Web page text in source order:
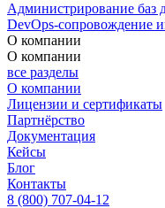
Администрирование баз
DevOps-сопровождение
О компании
О компании
все разделы
О компании
Лицензии и сертификаты
Партнёрство
Документация
Кейсы
Блог
Контакты
8 (800) 707-04-12